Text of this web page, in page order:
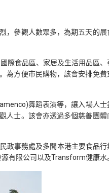
參觀人數眾多，為期五天的展
際食品區、家居及生活用品區、
為方便巿民購物，該會安排免費
舞蹈表演等，讓入場人士
人士。該會亦透過多個慈善團體
政事務處及多間本港主要食品行
有限公司以及Transform健康水